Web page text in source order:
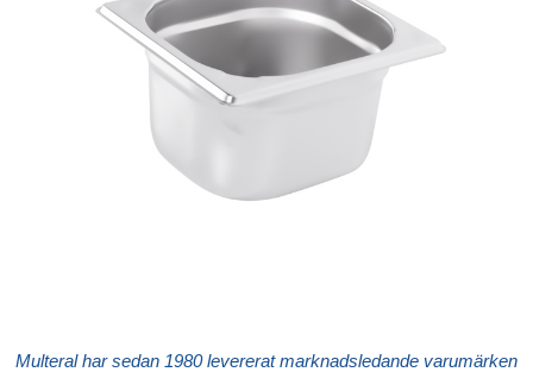
Multeral har sedan 1980 levererat marknadsledande varumärken